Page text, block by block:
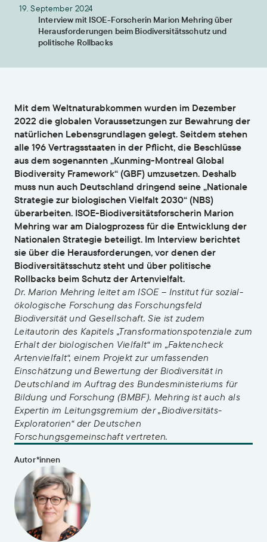
19. September 2024
Interview mit ISOE-Forscherin Marion Mehring über
Herausforderungen beim Biodiversitätsschutz und
politische Rollbacks
Mit dem Weltnaturabkommen wurden im Dezember
2022 die globalen Voraussetzungen zur Bewahrung der
natürlichen Lebensgrundlagen gelegt. Seitdem stehen
alle 196 Vertragsstaaten in der Pflicht, die Beschlüsse
aus dem sogenannten „Kunming-Montreal Global
Biodiversity Framework“ (GBF) umzusetzen. Deshalb
muss nun auch Deutschland dringend seine „Nationale
Strategie zur biologischen Vielfalt 2030“ (NBS)
überarbeiten. ISOE-Biodiversitätsforscherin Marion
Mehring war am Dialogprozess für die Entwicklung der
Nationalen Strategie beteiligt. Im Interview berichtet
sie über die Herausforderungen, vor denen der
Biodiversitätsschutz steht und über politische
Rollbacks beim Schutz der Artenvielfalt.
Dr. Marion Mehring leitet am ISOE – Institut für sozial-
ökologische Forschung das Forschungsfeld
Biodiversität und Gesellschaft. Sie ist zudem
Leitautorin des Kapitels „Transformationspotenziale zum
Erhalt der biologischen Vielfalt“ im „Faktencheck
Artenvielfalt“, einem Projekt zur umfassenden
Einschätzung und Bewertung der Biodiversität in
Deutschland im Auftrag des Bundesministeriums für
Bildung und Forschung (BMBF). Mehring ist auch als
Expertin im Leitungsgremium der „Biodiversitäts-
Exploratorien“ der Deutschen
Forschungsgemeinschaft vertreten.
Autor*innen